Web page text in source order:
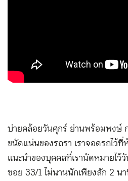
บ่ายคล้อยวันศุกร์ ย่านพร้อมพงษ์
ขนัดแน่นของรถรา เราจอดรถไว้ที่
แนะนำของบุคคลที่เรานัดหมายไว้
ซอย 33/1 ไม่นานนักเพียงสัก 2 น